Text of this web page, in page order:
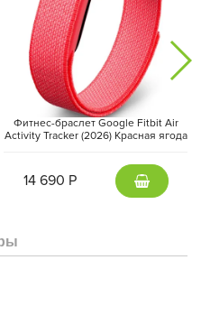
430 мАч обеспечивает
устройство поддерживает
и улучшенную систему
увеличить время работы на
моделями.
Фитнес-браслет Google Fitbit Air
Activity Tracker (2026) Красная ягода
14 690 Р